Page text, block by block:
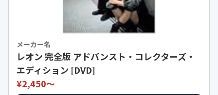
メーカー名
レオン 完全版 アドバンスト・コレクターズ・
エディション [DVD]
¥2,450〜